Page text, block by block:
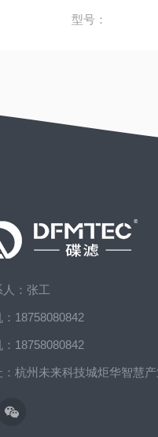
型号：
人：张工
：18758080842
：18758080842
：杭州未来科技城炬华智慧